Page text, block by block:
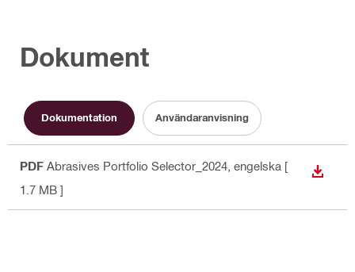
Dokument
Dokumentation Användaranvisning
PDF Abrasives Portfolio Selector_2024 , engelska [
1.7 MB ]
LADDA